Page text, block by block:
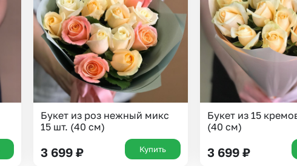
Insta букеты
Хиты продаж
Новинки
До 10000 рублей
Черная пятница
Выбор покупателей
Все категории
Все
Букет из роз нежный микс
15 шт. (40 см)
3 699 ₽ Купить
Букет из 15
(40 см)
3 699 ₽